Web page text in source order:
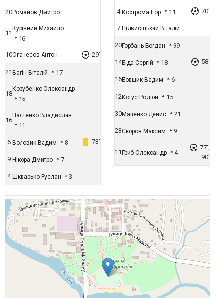
20Романов Дмитро
11
Курінний Михайло
16
10Оганесов Антон 29'
21 Вагін Віталій 17
18
Козубенко Олександр
15
16
Настенко Владислав
11
6 Воловик Вадим 8 73'
9 Нікора Дмитро 7
4 Шкварько Руслан 3
4 Кострома Ігор 11 70'
7 Підвисіцький Віталій
20Горбань Богдан 99
14Біда Сергій 18 58'
16Бовшик Вадим 6
12Когус Родіон 15
30Маценко Денис 21
23Скоров Максим 9
11 Гриб Олександр 4
77',
90'